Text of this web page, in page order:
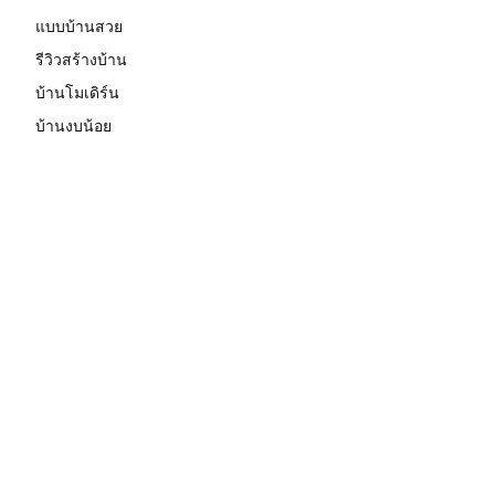
แบบบ้านสวย
รีวิวสร้างบ้าน
บ้านโมเดิร์น
บ้านงบน้อย